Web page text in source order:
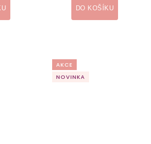
DO KOŠÍKU
AKCE
NOVINKA